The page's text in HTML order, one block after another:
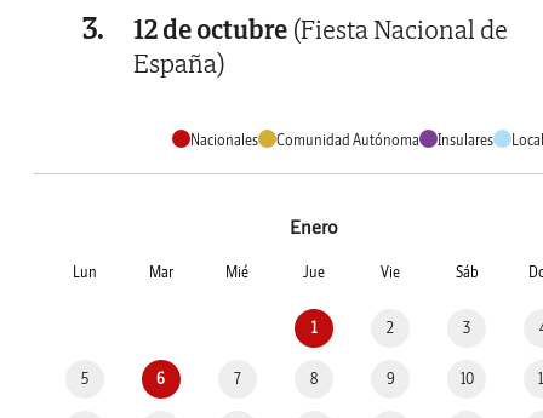
3. 12 de octubre (Fiesta Nacional de
España)
Nacionales Comunidad Autónoma Insulares
Enero
Lun Mar Mié Jue Vie Sáb
1 2 3
5 6 7 8 9 10